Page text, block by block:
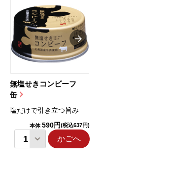
無塩せきコンビーフ
缶
塩だけで引き立つ旨み
本体 590円(税込637円)
かごへ